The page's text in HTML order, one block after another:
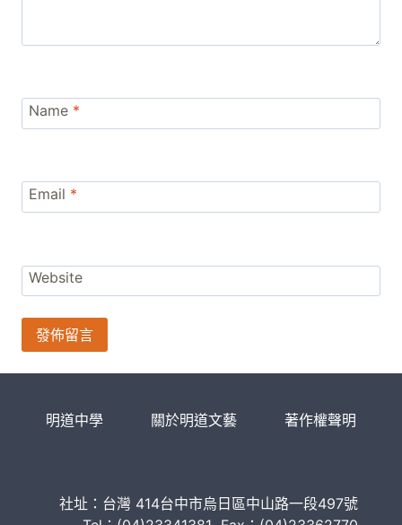
Name *
Email *
Website
明道中學 關於明道文藝 著作權聲明
社址：台灣 414台中市烏日區中山路一段497號